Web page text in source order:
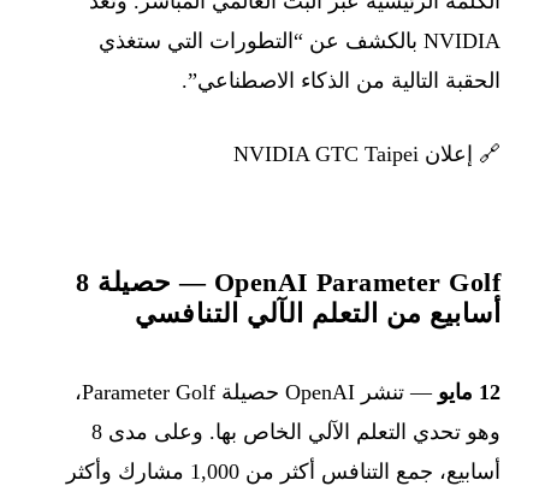
NVIDIA بالكشف عن “التطورات التي ستغذي
الحقبة التالية من الذكاء الاصطناعي”.
🔗 إعلان NVIDIA GTC Taipei
OpenAI Parameter Golf — حصيلة 8
أسابيع من التعلم الآلي التنافسي
12 مايو
— تنشر OpenAI حصيلة Parameter Golf،
وهو تحدي التعلم الآلي الخاص بها. وعلى مدى 8
أسابيع، جمع التنافس أكثر من 1,000 مشارك وأكثر